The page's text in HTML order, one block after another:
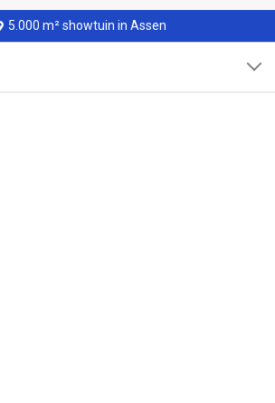
5.000 m² showtuin in Assen